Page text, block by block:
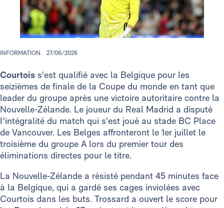
INFORMATION. 27/06/2026
Courtois s'est qualifié avec la Belgique pour les
seizièmes de finale de la Coupe du monde en tant que
leader du groupe après une victoire autoritaire contre la
Nouvelle-Zélande. Le joueur du Real Madrid a disputé
l'intégralité du match qui s'est joué au stade BC Place
de Vancouver. Les Belges affronteront le 1er juillet le
troisième du groupe A lors du premier tour des
éliminations directes pour le titre.
La Nouvelle-Zélande a résisté pendant 45 minutes face
à la Belgique, qui a gardé ses cages inviolées avec
Courtois dans les buts. Trossard a ouvert le score pour